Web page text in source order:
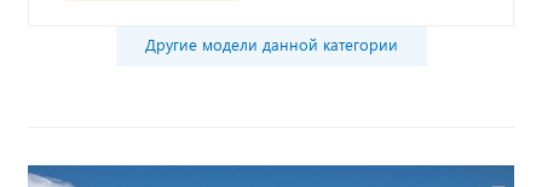
Другие модели данной категории